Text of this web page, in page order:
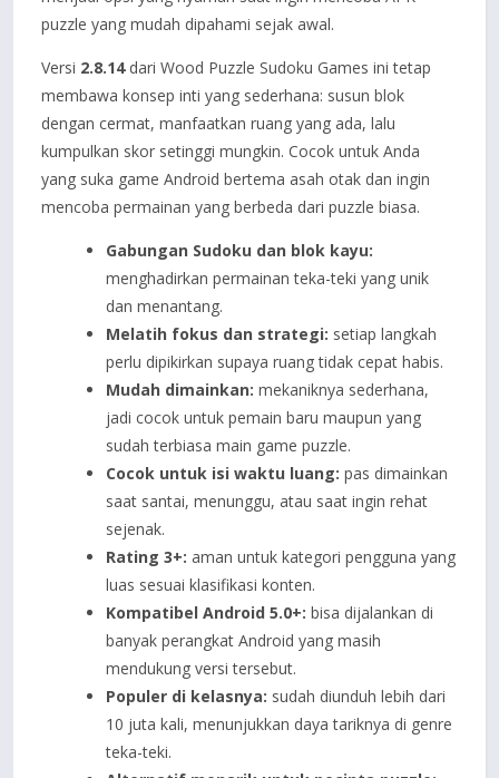
puzzle yang mudah dipahami sejak awal.
Versi 2.8.14dari Wood Puzzle Sudoku Games ini tetap
membawa konsep inti yang sederhana: susun blok
dengan cermat, manfaatkan ruang yang ada, lalu
kumpulkan skor setinggi mungkin. Cocok untuk Anda
yang suka game Android bertema asah otak dan ingin
mencoba permainan yang berbeda dari puzzle biasa.
Gabungan Sudoku dan blok kayu:
menghadirkan permainan teka-teki yang unik
dan menantang.
Melatih fokus dan strategi: setiap langkah
perlu dipikirkan supaya ruang tidak cepat habis.
Mudah dimainkan: mekaniknya sederhana,
jadi cocok untuk pemain baru maupun yang
sudah terbiasa main game puzzle.
Cocok untuk isi waktu luang: pas dimainkan
saat santai, menunggu, atau saat ingin rehat
sejenak.
Rating 3+: aman untuk kategori pengguna yang
luas sesuai klasifikasi konten.
Kompatibel Android 5.0+: bisa dijalankan di
banyak perangkat Android yang masih
mendukung versi tersebut.
Populer di kelasnya: sudah diunduh lebih dari
10 juta kali, menunjukkan daya tariknya di genre
teka-teki.